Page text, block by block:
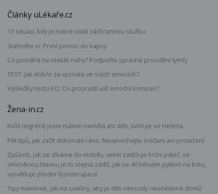
Články uLékaře.cz
13 situací, kdy je nutné volat záchrannou službu
Stáhněte si: První pomoc do kapsy
Co pomáhá na oteklé nohy? Podpořte správné proudění lymfy
TEST: Jak dobře se vyznáte ve svých emocích?
Výsledky testu EQ: Co prozradil váš emoční kompas?
Žena-in.cz
Kvůli migréně jsem málem neměla ani děti, svěřuje se Helena
Pět tipů, jak začít dokonalé ráno. Nevynechejte snídani ani protažení
Způsob, jak se díváme do mobilu, velmi zatěžuje krční páteř, se
skloněnou hlavou je to stejná zátěž, jak se 40 kilovým pytlem na krku,
vysvětluje přední fyzioterapeut
Tipy maminek, jak na svačiny, aby je děti nenosily nesnědené domů